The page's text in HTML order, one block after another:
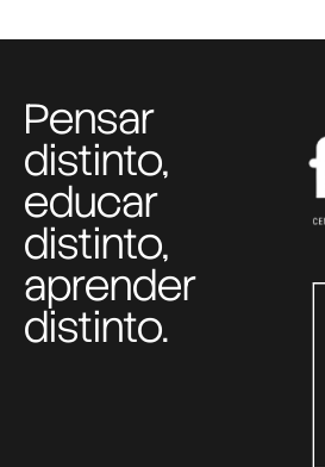
Pensar
distinto,
educar
distinto,
aprender
distinto.